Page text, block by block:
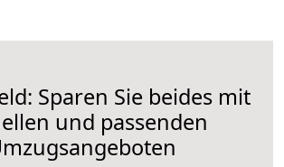
Sparen Sie beides mit
und passenden